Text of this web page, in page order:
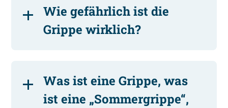
Wie gefährlich ist die
Grippe wirklich?
Was ist eine Grippe, was
ist eine „Sommergrippe“,